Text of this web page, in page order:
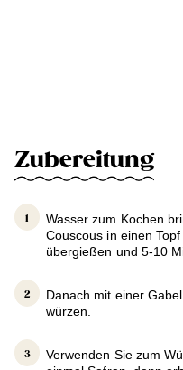
Zubereitung
Wasser zum Kochen
Couscous in einen
übergießen und 5-10
Danach mit einer
würzen.
Verwenden Sie zum